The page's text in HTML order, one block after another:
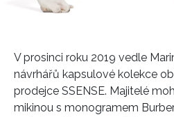
V prosinci roku 2019 vedle
návrhářů kapsulové kolekce
prodejce SSENSE. Majitelé
mikinou s monogramem